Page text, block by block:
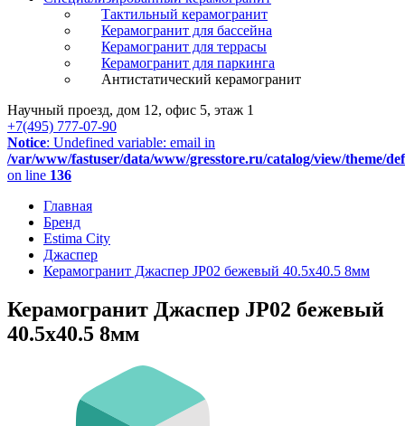
Тактильный керамогранит
Керамогранит для бассейна
Керамогранит для террасы
Керамогранит для паркинга
Антистатический керамогранит
Научный проезд, дом 12, офис 5, этаж 1
+7(495) 777-07-90
Notice: Undefined variable: email in
/var/www/fastuser/data/www/gresstore.ru/catalog/view/theme/
on line 136
Главная
Бренд
Estima City
Джаспер
Керамогранит Джаспер JP02 бежевый 40.5x40.5 8мм
Керамогранит Джаспер JP02 бежевый
40.5x40.5 8мм